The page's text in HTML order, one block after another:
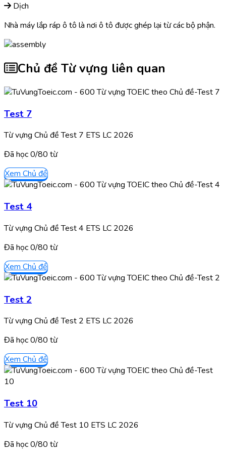
Dịch
Nhà máy lắp ráp ô tô là nơi ô tô được ghép lại từ các bộ phận.
Chủ đề Từ vựng liên quan
Test 7
Từ vựng Chủ đề Test 7 ETS LC 2026
Đã học0/80 từ
Xem Chủ đề
Test 4
Từ vựng Chủ đề Test 4 ETS LC 2026
Đã học0/80 từ
Xem Chủ đề
Test 2
Từ vựng Chủ đề Test 2 ETS LC 2026
Đã học0/80 từ
Xem Chủ đề
Test 10
Từ vựng Chủ đề Test 10 ETS LC 2026
Đã học0/80 từ